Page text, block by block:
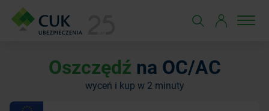
Oszczędź na OC/AC
wyceń i kup w 2 minuty